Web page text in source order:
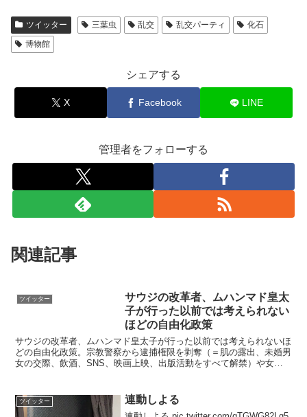
ツイッター 三葉虫 乱交 乱交パーティ
化石
博物館
シェアする
X Facebook LINE
管理者をフォローする
関連記事
ツイッター
サウジの改革者、ムハンマド皇太
子が行った以前では考えられない
ほどの自由化政策
サウジの改革者、ムハンマド皇太子が行った以前では考えられないほ
どの自由化政策。宗教警察から逮捕権限を剥奪（＝肌の露出、未婚男
女の交際、飲酒、SNS、映画上映、出版活動をすべて解禁）や女性
ツイッター 連動しよる